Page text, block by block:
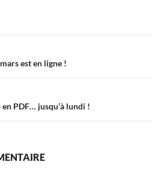
est en ligne !
PDF… jusqu’à lundi !